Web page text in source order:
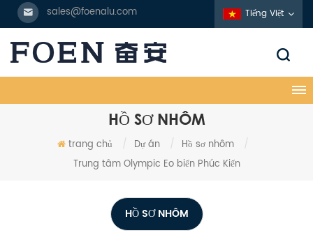
sales@foenalu.com Tiếng Việt
HỒ SƠ NHÔM
trang chủ / Dự án / Hồ sơ nhôm
/
Trung tâm Olympic Eo biển Phúc Kiến
HỒ SƠ NHÔM